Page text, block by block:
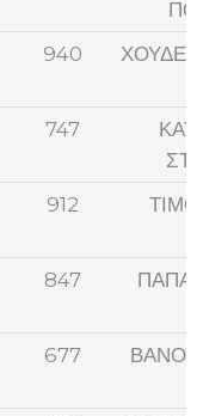
940
747
912
847
677